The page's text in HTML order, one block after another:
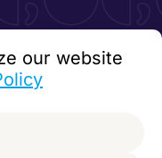
our website